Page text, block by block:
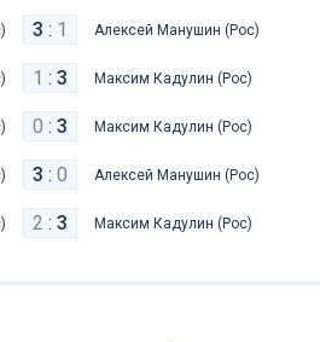
3 : 1 Алексей Манушин (Рос)
1 : 3 Максим Кадулин (Рос)
0 : 3 Максим Кадулин (Рос)
3 : 0 Алексей Манушин (Рос)
2 : 3 Максим Кадулин (Рос)